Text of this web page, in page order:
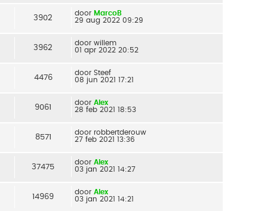
3902
door MarcoB
29 aug 2022 09:29
3962
door willem
01 apr 2022 20:52
4476
door Steef
08 jun 2021 17:21
9061
door Alex
28 feb 2021 18:53
8571
door robbertderouw
27 feb 2021 13:36
37475
door Alex
03 jan 2021 14:27
14969
door Alex
03 jan 2021 14:21